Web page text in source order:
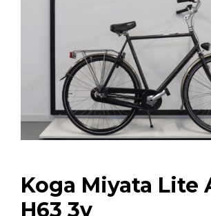
Koga Miyata Lite
H63 3v